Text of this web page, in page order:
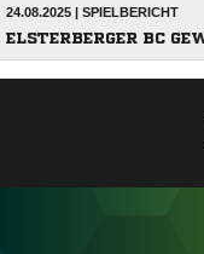
24.08.2025 | SPIELBERICHT
ELSTERBERGER BC